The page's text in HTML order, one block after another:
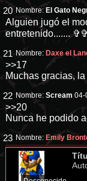
20 Nombre: El Gato
Alguien jugó el
entretenido.......
21 Nombre: Daxe el
>>17
Muchas gracias,
22 Nombre:Scream 04-
>>20
Nunca he podido
23 Nombre: Emily